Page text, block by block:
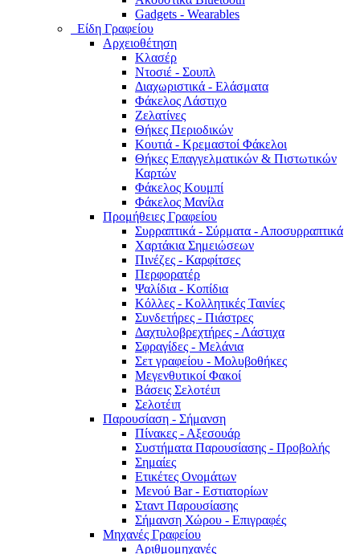
Gadgets - Wearables
Είδη Γραφείου
Αρχειοθέτηση
Κλασέρ
Ντοσιέ - Σουπλ
Διαχωριστικά - Ελάσματα
Φάκελος Λάστιχο
Ζελατίνες
Θήκες Περιοδικών
Κουτιά - Κρεμαστοί Φάκελοι
Θήκες Επαγγελματικών & Πιστωτικών
Καρτών
Φάκελος Κουμπί
Φάκελος Μανίλα
Προμήθειες Γραφείου
Συρραπτικά - Σύρματα - Αποσυρραπτικά
Χαρτάκια Σημειώσεων
Πινέζες - Καρφίτσες
Περφορατέρ
Ψαλίδια - Κοπίδια
Κόλλες - Κολλητικές Ταινίες
Συνδετήρες - Πιάστρες
Δαχτυλοβρεχτήρες - Λάστιχα
Σφραγίδες - Μελάνια
Σετ γραφείου - Μολυβοθήκες
Μεγενθυτικοί Φακοί
Βάσεις Σελοτέιπ
Σελοτέιπ
Παρουσίαση - Σήμανση
Πίνακες - Αξεσουάρ
Συστήματα Παρουσίασης - Προβολής
Σημαίες
Ετικέτες Ονομάτων
Μενού Bar - Εστιατορίων
Σταντ Παρουσίασης
Σήμανση Χώρου - Επιγραφές
Μηχανές Γραφείου
Αριθμομηχανές